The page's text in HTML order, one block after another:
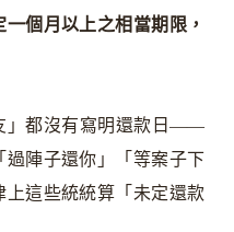
個月以上之相當期限，
」都沒有寫明還款日——
陣子還你」「等案子下
這些統統算「未定還款